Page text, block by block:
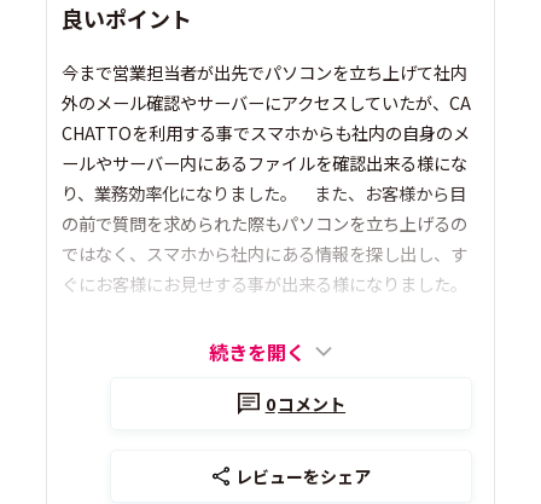
良いポイント
今まで営業担当者が出先でパソコンを立ち上げて社内
外のメール確認やサーバーにアクセスしていたが、CA
CHATTOを利用する事でスマホからも社内の自身のメ
ールやサーバー内にあるファイルを確認出来る様にな
り、業務効率化になりました。 また、お客様から目
の前で質問を求められた際もパソコンを立ち上げるの
ではなく、スマホから社内にある情報を探し出し、す
ぐにお客様にお見せする事が出来る様になりました。
続きを開く
0コメント
レビューをシェア